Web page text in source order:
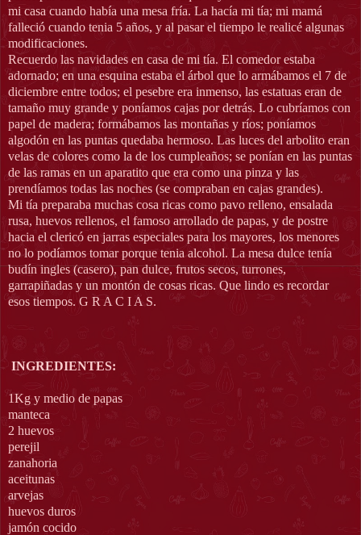
mi casa cuando había una mesa fría. La hacía mi tía; mi mamá
falleció cuando tenia 5 años, y al pasar el tiempo le realicé algunas
modificaciones.
Recuerdo las navidades en casa de mi tía. El comedor estaba
adornado; en una esquina estaba el árbol que lo armábamos el 7 de
diciembre entre todos; el pesebre era inmenso, las estatuas eran de
tamaño muy grande y poníamos cajas por detrás. Lo cubríamos con
papel de madera; formábamos las montañas y ríos; poníamos
algodón en las puntas quedaba hermoso. Las luces del arbolito eran
velas de colores como la de los cumpleaños; se ponían en las puntas
de las ramas en un aparatito que era como una pinza y las
prendíamos todas las noches (se compraban en cajas grandes).
Mi tía preparaba muchas cosa ricas como pavo relleno, ensalada
rusa, huevos rellenos, el famoso arrollado de papas, y de postre
hacia el clericó en jarras especiales para los mayores, los menores
no lo podíamos tomar porque tenia alcohol. La mesa dulce tenía
budín ingles (casero), pan dulce, frutos secos, turrones,
garrapiñadas y un montón de cosas ricas. Que lindo es recordar
esos tiempos. G R A C I A S.
INGREDIENTES:
1Kg y medio de papas
manteca
2 huevos
perejil
zanahoria
aceitunas
arvejas
huevos duros
jamón cocido